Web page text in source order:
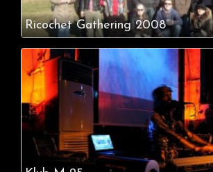
Ricochet Gathering 2008